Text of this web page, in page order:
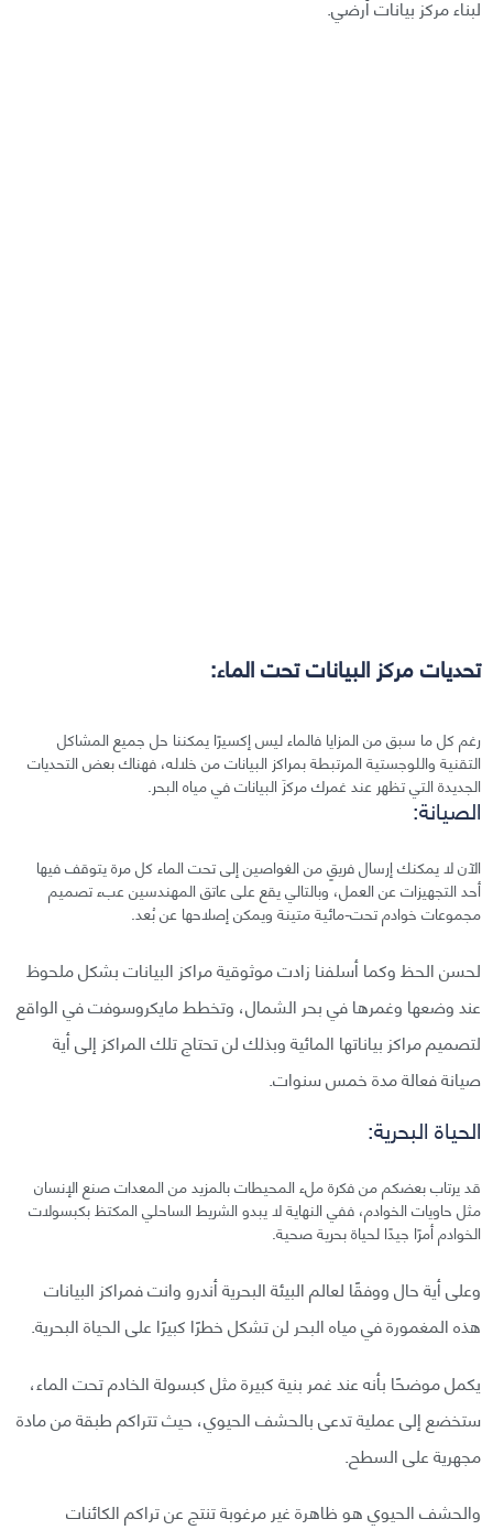
لبناء مركز بيانات أرضي.
تحديات مركز البيانات تحت الماء:
رغم كل ما سبق من المزايا فالماء ليس إكسيرًا يمكننا حل جميع المشاكل
التقنية واللوجستية المرتبطة بمراكز البيانات من خلاله، فهناك بعض التحديات
الجديدة التي تظهر عند غمرك مركزَ البيانات في مياه البحر.
الصيانة:
الآن لا يمكنك إرسال فريقٍ من الغواصين إلى تحت الماء كل مرة يتوقف فيها
أحد التجهيزات عن العمل، وبالتالي يقع على عاتق المهندسين عبء تصميم
مجموعات خوادم تحت-مائية متينة ويمكن إصلاحها عن بُعد.
لحسن الحظ وكما أسلفنا زادت موثوقية مراكز البيانات بشكل ملحوظ
عند وضعها وغمرها في بحر الشمال، وتخطط مايكروسوفت في الواقع
لتصميم مراكز بياناتها المائية وبذلك لن تحتاج تلك المراكز إلى أية
صيانة فعالة مدة خمس سنوات.
الحياة البحرية:
قد يرتاب بعضكم من فكرة ملء المحيطات بالمزيد من المعدات صنع الإنسان
مثل حاويات الخوادم، ففي النهاية لا يبدو الشريط الساحلي المكتظ بكبسولات
الخوادم أمرًا جيدًا لحياة بحرية صحية.
وعلى أية حال ووفقًا لعالم البيئة البحرية أندرو وانت فمراكز البيانات
هذه المغمورة في مياه البحر لن تشكل خطرًا كبيرًا على الحياة البحرية.
يكمل موضحًا بأنه عند غمر بنية كبيرة مثل كبسولة الخادم تحت الماء،
ستخضع إلى عملية تدعى بالحشف الحيوي، حيث تتراكم طبقة من مادة
مجهرية على السطح.
والحشف الحيوي هو ظاهرة غير مرغوبة تنتج عن تراكم الكائنات